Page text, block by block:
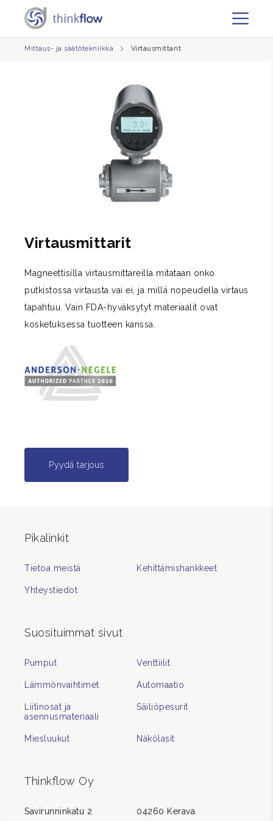
Mittaus- ja säätötekniikka Virtausmittarit
Virtausmittarit
Magneettisilla virtausmittareilla mitataan onko
putkistossa virtausta vai ei, ja millä nopeudella virtaus
tapahtuu. Vain FDA-hyväksytyt materiaalit ovat
kosketuksessa tuotteen kanssa.
Pyydä tarjous
Pikalinkit
Tietoa meistä Kehittämishankkeet
Yhteystiedot
Suosituimmat sivut
Pumput Venttiilit
Lämmönvaihtimet Automaatio
Liitinosat ja
asennusmateriaali
Säiliöpesurit
Miesluukut Näkölasit
Thinkflow Oy
Savirunninkatu 2 04260 Kerava